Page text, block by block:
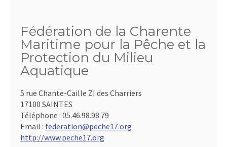
Fédération de la Charente
Maritime pour la Pêche et la
Protection du Milieu
Aquatique
5 rue Chante-Caille ZI des Charriers
17100 SAINTES
Téléphone : 05.46.98.98.79
Email : federation@peche17.org
http://www.peche17.org